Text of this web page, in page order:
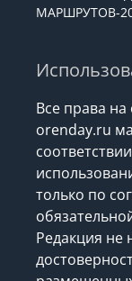
МАРШРУТОВ-
Все права
orenday.ru
только по
Редакция не